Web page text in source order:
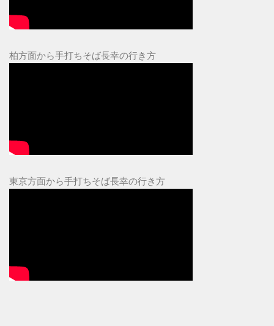
柏方面から手打ちそば長幸の行き方
東京方面から手打ちそば長幸の行き方